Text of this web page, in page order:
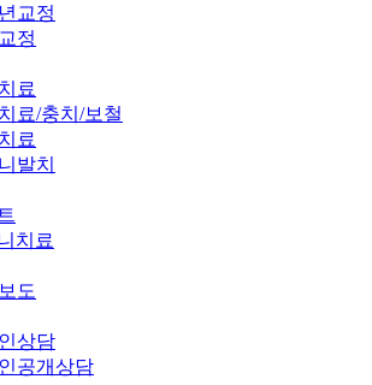
교정
정
료
료/충치/보철
료
발치
치료
도
상담
공개상담